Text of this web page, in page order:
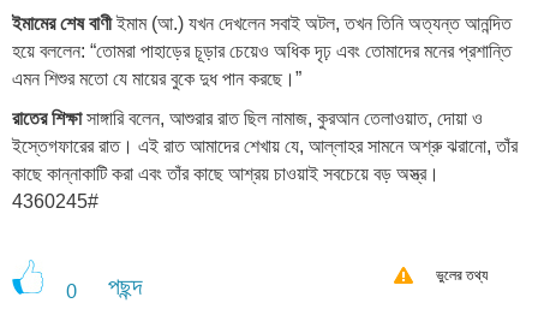
ইমামের শেষ বাণীইমাম (আ.) যখন দেখলেন সবাই অটল, তখন তিনি অত্যন্ত আনন্দিত
হয়ে বললেন: “তোমরা পাহাড়ের চূড়ার চেয়েও অধিক দৃঢ় এবং তোমাদের মনের প্রশান্তি
এমন শিশুর মতো যে মায়ের বুকে দুধ পান করছে।”
রাতের শিক্ষাসাঙ্গারি বলেন, আশুরার রাত ছিল নামাজ, কুরআন তেলাওয়াত, দোয়া ও
ইস্তেগফারের রাত। এই রাত আমাদের শেখায় যে, আল্লাহর সামনে অশ্রু ঝরানো, তাঁর
কাছে কান্নাকাটি করা এবং তাঁর কাছে আশ্রয় চাওয়াই সবচেয়ে বড় অস্ত্র।
4360245#
0 পছন্দ ভুলের তথ্য